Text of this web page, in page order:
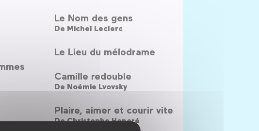
Le Nom des gens
De Michel Leclerc
Le Lieu du mélodrame
Camille redouble
De Noémie Lvovsky
Plaire, aimer et courir vite
DeChristophe Honoré